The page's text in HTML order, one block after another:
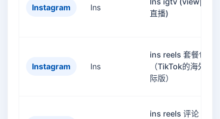
Instagram Ins
直播)
Instagram Ins
ins reels 套餐包
（TikTok的海外国
际版）
ins reels 评论